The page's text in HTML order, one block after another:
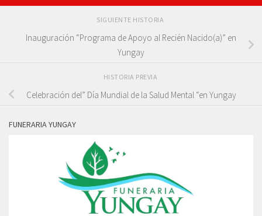
SIGUIENTE HISTORIA
Inauguración “Programa de Apoyo al Recién Nacido(a)” en
Yungay
HISTORIA PREVIA
Celebración del” Día Mundial de la Salud Mental “en Yungay
FUNERARIA YUNGAY